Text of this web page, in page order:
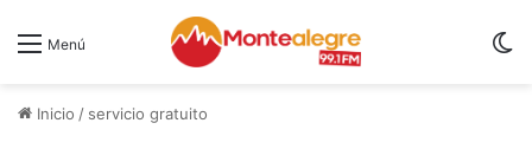
Menú
Inicio / servicio gratuito